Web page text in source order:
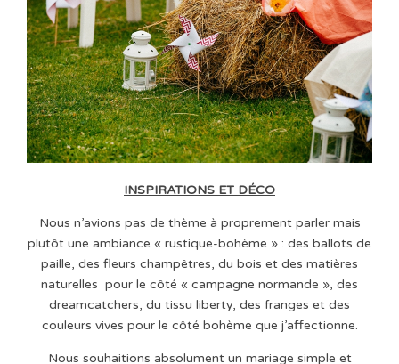
INSPIRATIONS ET DÉCO
Nous n’avions pas de thème à proprement parler mais
plutôt une ambiance « rustique-bohème » : des ballots de
paille, des fleurs champêtres, du bois et des matières
naturelles pour le côté « campagne normande », des
dreamcatchers, du tissu liberty, des franges et des
couleurs vives pour le côté bohème que j’affectionne.
Nous souhaitions absolument un mariage simple et